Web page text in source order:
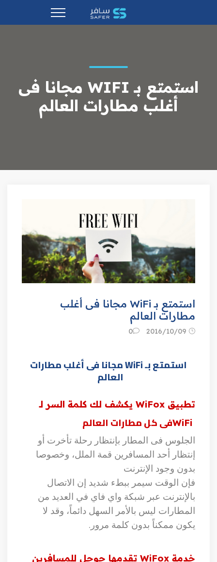
استمتع بـ WIFI مجانا فى
أغلب مطارات العالم
استمتع بـ WiFi مجانا فى أغلب
مطارات العالم
0
استمتع بـ WiFi مجانا فى أغلب مطارات
العالم
تطبيق WiFox يكشف لك كلمة السر لـ
WiFiفى كل مطارات العالم
الجلوس فى المطار بإنتظار رحلة تأخرت أو
إنتظار أحد المسافرين قمة الملل، وخصوصا
بدون وجود الإنترنت
فإن الوقت سيمر ببطء شديد إن الاتصال
بالإنترنت عبر شبكة واي فاي في العديد من
المطارات ليس بالأمر السهل دائماً، وقد لا
يكون ممكناً بدون كلمة مرور .
خدمة WiFox تقدمها جوجل للمسافرين